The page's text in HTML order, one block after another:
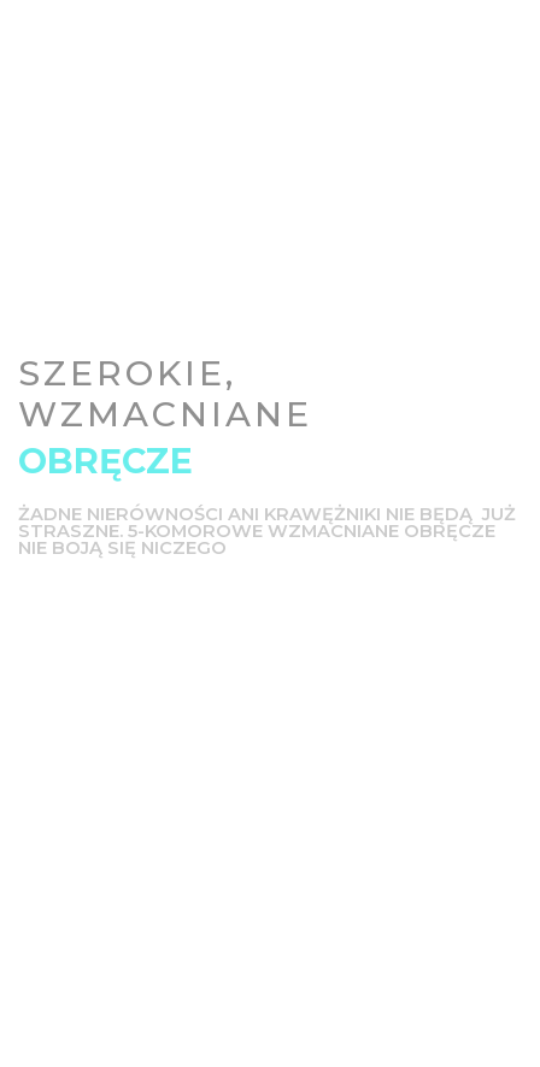
SZEROKIE,
WZMACNIANE
OBRĘCZE
ŻADNE NIERÓWNOŚCI ANI KRAWĘŻNIKI NIE BĘDĄ JUŻ
STRASZNE. 5-KOMOROWE WZMACNIANE OBRĘCZE
NIE BOJĄ SIĘ NICZEGO